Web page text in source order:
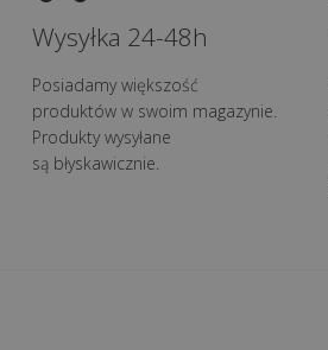
Wysyłka 24-48h
Posiadamy większość
produktów w swoim magazynie.
Produkty wysyłane
są błyskawicznie.